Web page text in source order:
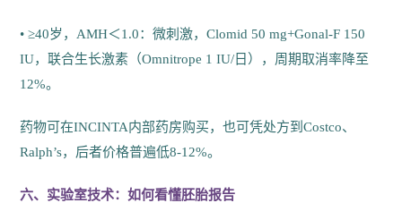
• ≥40岁，AMH＜1.0：微刺激，Clomid 50 mg+Gonal-F 150
IU，联合生长激素（Omnitrope 1 IU/日），周期取消率降至
12%。
药物可在INCINTA内部药房购买，也可凭处方到Costco、
Ralph’s，后者价格普遍低8-12%。
六、实验室技术：如何看懂胚胎报告